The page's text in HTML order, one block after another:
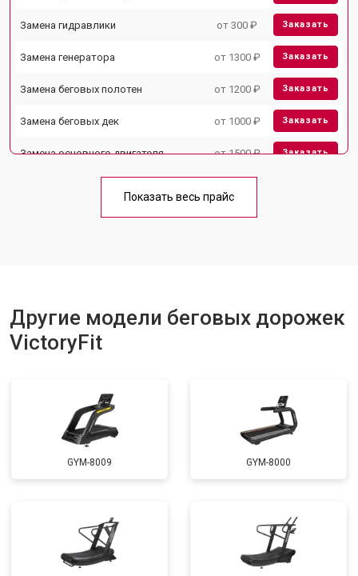
Замена гидравлики от 300 ₽ Заказать
Замена генератора от 1300 ₽ Заказать
Замена беговых полотен от 1200 ₽ Заказать
Замена беговых дек от 1000 ₽ Заказать
Замена основного двигателя от 1500 ₽ Заказать
Замена платы управления от 800 ₽
Показать весь прайс
Другие модели беговых дорожек
VictoryFit
GYM-8009 GYM-8000